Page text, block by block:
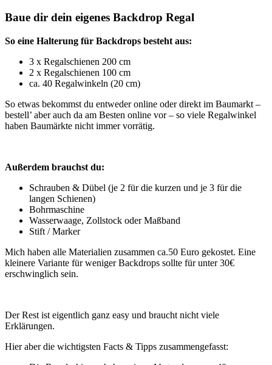
Baue dir dein eigenes Backdrop Regal
So eine Halterung für Backdrops besteht aus:
3 x Regalschienen 200 cm
2 x Regalschienen 100 cm
ca. 40 Regalwinkeln (20 cm)
So etwas bekommst du entweder online oder direkt im Baumarkt –
bestell’ aber auch da am Besten online vor – so viele Regalwinkel
haben Baumärkte nicht immer vorrätig.
Außerdem brauchst du:
Schrauben & Dübel (je 2 für die kurzen und je 3 für die
langen Schienen)
Bohrmaschine
Wasserwaage, Zollstock oder Maßband
Stift / Marker
Mich haben alle Materialien zusammen ca.50 Euro gekostet. Eine
kleinere Variante für weniger Backdrops sollte für unter 30€
erschwinglich sein.
Der Rest ist eigentlich ganz easy und braucht nicht viele
Erklärungen.
Hier aber die wichtigsten Facts & Tipps zusammengefasst: